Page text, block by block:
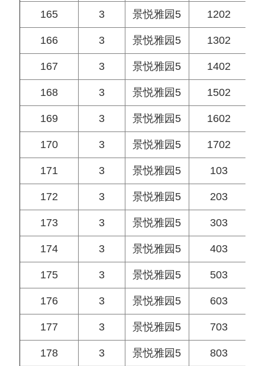
165 3 景悦雅园5 1202
166 3 景悦雅园5 1302
167 3 景悦雅园5 1402
168 3 景悦雅园5 1502
169 3 景悦雅园5 1602
170 3 景悦雅园5 1702
171 3 景悦雅园5 103
172 3 景悦雅园5 203
173 3 景悦雅园5 303
174 3 景悦雅园5 403
175 3 景悦雅园5 503
176 3 景悦雅园5 603
177 3 景悦雅园5 703
178 3 景悦雅园5 803